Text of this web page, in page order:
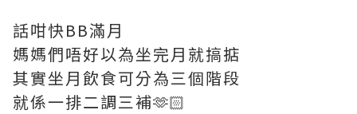
話咁快BB滿月
媽媽們唔好以為坐完月就搞掂
其實坐月飲食可分為三個階段
就係一排二調三補🫶🏻